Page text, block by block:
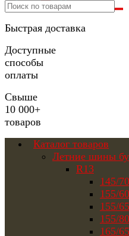
Быстрая доставка
Доступные
способы
оплаты
Свыше
10 000+
товаров
Каталог товаров
Летние шины бу
R13
145/
155/
155/
155/
165/